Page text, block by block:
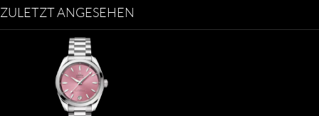
ZULETZT ANGESEHEN